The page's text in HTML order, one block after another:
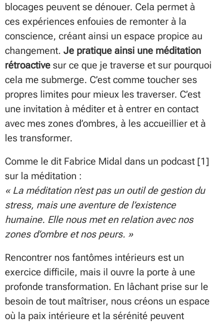
blocages peuvent se dénouer. Cela permet à
ces expériences enfouies de remonter à la
conscience, créant ainsi un espace propice au
changement. Je pratique ainsi une méditation
rétroactive sur ce que je traverse et sur pourquoi
cela me submerge. C’est comme toucher ses
propres limites pour mieux les traverser. C’est
une invitation à méditer et à entrer en contact
avec mes zones d’ombres, à les accueillier et à
les transformer.
Comme le dit Fabrice Midal dans un podcast [1]
sur la méditation :
« La méditation n’est pas un outil de gestion du
stress, mais une aventure de l’existence
humaine. Elle nous met en relation avec nos
zones d’ombre et nos peurs. »
Rencontrer nos fantômes intérieurs est un
exercice difficile, mais il ouvre la porte à une
profonde transformation. En lâchant prise sur le
besoin de tout maîtriser, nous créons un espace
où la paix intérieure et la sérénité peuvent